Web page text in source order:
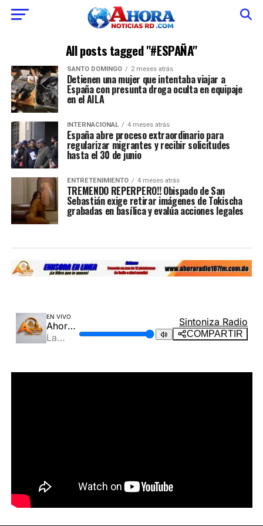
All posts tagged "#ESPAÑA"
SANTO DOMINGO 2 meses atrás
Detienen una mujer que intentaba viajar a
España con presunta droga oculta en equipaje
en el AILA
INTERNACIONAL 4 meses atrás
España abre proceso extraordinario para
regularizar migrantes y recibir solicitudes
hasta el 30 de junio
ENTRETENIMIENTO 4 meses atrás
TREMENDO REPERPERO!! Obispado de San
Sebastián exige retirar imágenes de Tokischa
grabadas en basílica y evalúa acciones legales